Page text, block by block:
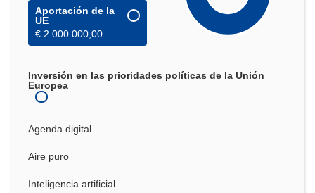
Aportación de la
UE
€ 2 000 000,00
Inversión en las prioridades políticas de la Unión
Europea
Agenda digital
Aire puro
Inteligencia artificial